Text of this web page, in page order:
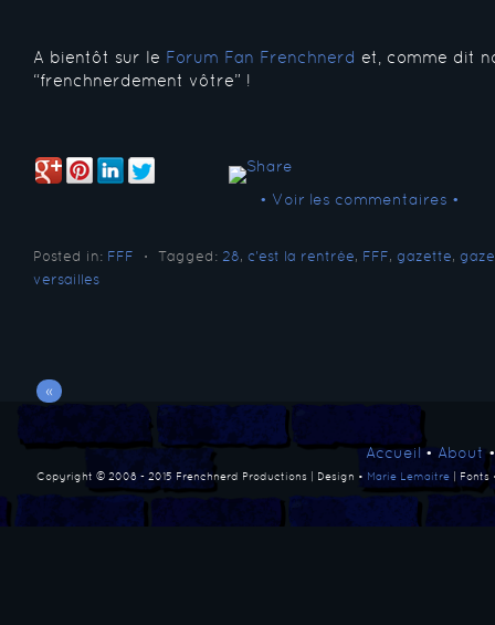
A bientôt sur le Forum Fan Frenchnerd et, comme dit
“frenchnerdement vôtre” !
• Voir les commentaires •
Posted in: FFF ⋅ Tagged: 28, c'est la rentrée, FFF, gazette,
versailles
«
Accueil• About
Copyright © 2008 - 2015 Frenchnerd Productions | Design • Marie Lemaitre | Fonts